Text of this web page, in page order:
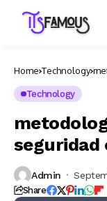
Home Technology
Technology
seguridad
Admin
Share